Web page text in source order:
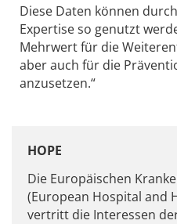
Diese Daten können
Expertise so genutzt
Mehrwert für die
aber auch für die
anzusetzen.“
HOPE
Die Europäischen
(European Hospital and
vertritt die Interessen